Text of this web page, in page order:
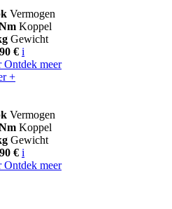
Vermogen
Koppel
Gewicht
€ i
Ontdek meer
+
Vermogen
Koppel
Gewicht
€ i
Ontdek meer